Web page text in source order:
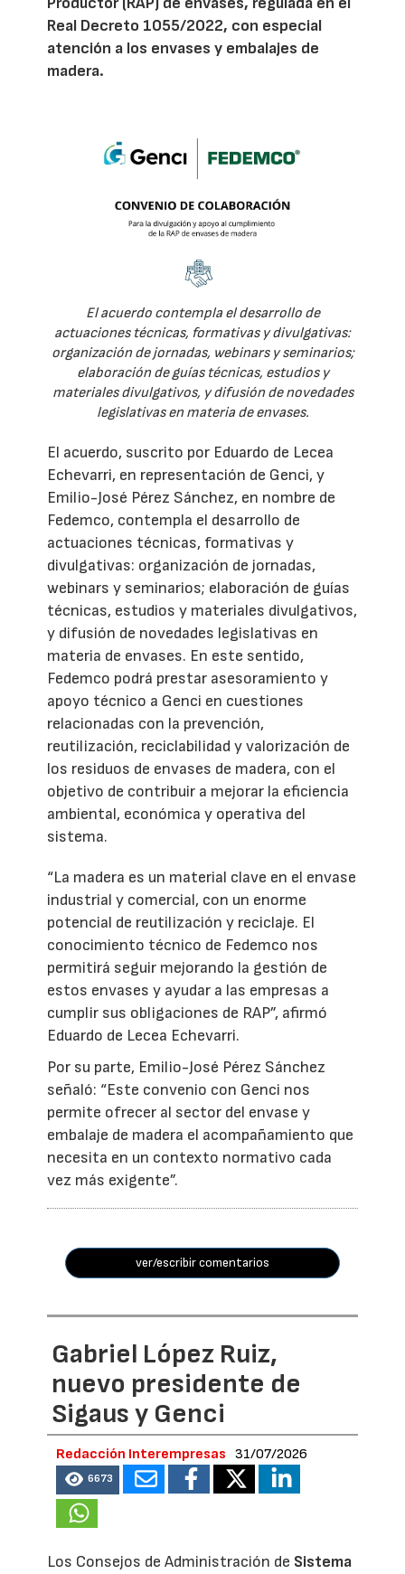
Real Decreto 1055/2022, con especial
atención a los envases y embalajes de
madera.
El acuerdo contempla el desarrollo de
actuaciones técnicas, formativas y divulgativas:
organización de jornadas, webinars y seminarios;
elaboración de guías técnicas, estudios y
materiales divulgativos, y difusión de novedades
legislativas en materia de envases.
El acuerdo, suscrito por Eduardo de Lecea
Echevarri, en representación de Genci, y
Emilio-José Pérez Sánchez, en nombre de
Fedemco, contempla el desarrollo de
actuaciones técnicas, formativas y
divulgativas: organización de jornadas,
webinars y seminarios; elaboración de guías
técnicas, estudios y materiales divulgativos,
y difusión de novedades legislativas en
materia de envases. En este sentido,
Fedemco podrá prestar asesoramiento y
apoyo técnico a Genci en cuestiones
relacionadas con la prevención,
reutilización, reciclabilidad y valorización de
los residuos de envases de madera, con el
objetivo de contribuir a mejorar la eficiencia
ambiental, económica y operativa del
sistema.
“La madera es un material clave en el envase
industrial y comercial, con un enorme
potencial de reutilización y reciclaje. El
conocimiento técnico de Fedemco nos
permitirá seguir mejorando la gestión de
estos envases y ayudar a las empresas a
cumplir sus obligaciones de RAP”, afirmó
Eduardo de Lecea Echevarri.
Por su parte, Emilio-José Pérez Sánchez
señaló: “Este convenio con Genci nos
permite ofrecer al sector del envase y
embalaje de madera el acompañamiento que
necesita en un contexto normativo cada
vez más exigente”.
ver/escribir comentarios
Gabriel López Ruiz,
nuevo presidente de
Sigaus y Genci
Redacción Interempresas 31/07/2026
6673
Los Consejos de Administración de Sistema